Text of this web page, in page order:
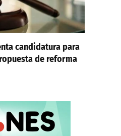
candidatura para
de reforma